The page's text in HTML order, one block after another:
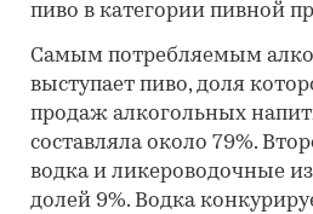
пиво в категории пивной
Самым потребляемым
выступает пиво, доля
продаж алкогольных
составляла около 79%.
водка и ликероводочные
долей 9%. Водка